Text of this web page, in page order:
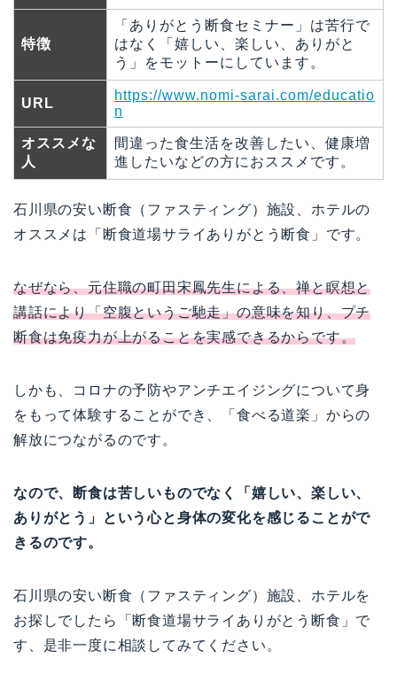
特徴
「ありがとう断食セミナー」は苦行で
はなく「嬉しい、楽しい、ありがと
う」をモットーにしています。
URL
https://www.nomi-sarai.com/educatio
n
オススメな
人
間違った食生活を改善したい、健康増
進したいなどの方におススメです。
石川県の安い断食（ファスティング）施設、ホテルの
オススメは「断食道場サライありがとう断食」です。
なぜなら、元住職の町田宋鳳先生による、禅と瞑想と
講話により「空腹というご馳走」の意味を知り、プチ
断食は免疫力が上がることを実感できるからです。
しかも、コロナの予防やアンチエイジングについて身
をもって体験することができ、「食べる道楽」からの
解放につながるのです。
なので、断食は苦しいものでなく「嬉しい、楽しい、
ありがとう」という心と身体の変化を感じることがで
きるのです。
石川県の安い断食（ファスティング）施設、ホテルを
お探しでしたら「断食道場サライありがとう断食」で
す、是非一度に相談してみてください。